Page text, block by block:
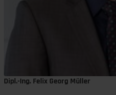
Dipl.-Ing. Felix Georg Müller